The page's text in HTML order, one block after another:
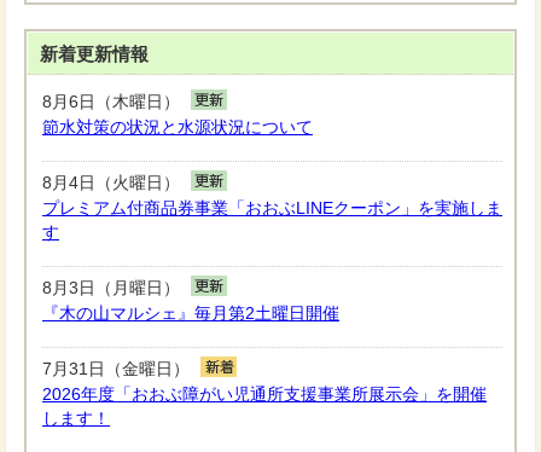
新着更新情報
8月6日（木曜日）
節水対策の状況と水源状況について
8月4日（火曜日）
プレミアム付商品券事業「おおぶLINEクーポン」を実施しま
す
8月3日（月曜日）
『木の山マルシェ』毎月第2土曜日開催
7月31日（金曜日）
2026年度「おおぶ障がい児通所支援事業所展示会」を開催
します！